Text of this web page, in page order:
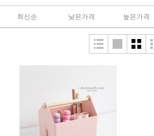
최신순 낮은가격 높은가격